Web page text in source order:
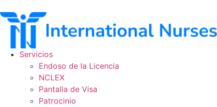
al
contenido
Servicios
Endoso de la Licencia
NCLEX
Pantalla de Visa
Patrocinio